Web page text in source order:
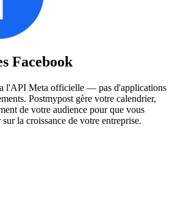
Facebook
l'API Meta officielle — pas d'applications
Postmypost gère votre calendrier,
de votre audience pour que vous
la croissance de votre entreprise.